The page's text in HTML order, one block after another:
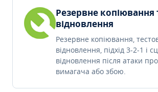
Резервне копіювання
відновлення
Резервне копіювання,
відновлення, підхід 3-2-1 і
відновлення після атаки
вимагача або збою.